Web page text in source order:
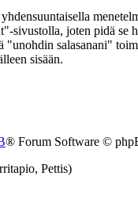
joten pidä se
"unohdin salasanani"
sisään.
® Forum Software ©
Pettis)